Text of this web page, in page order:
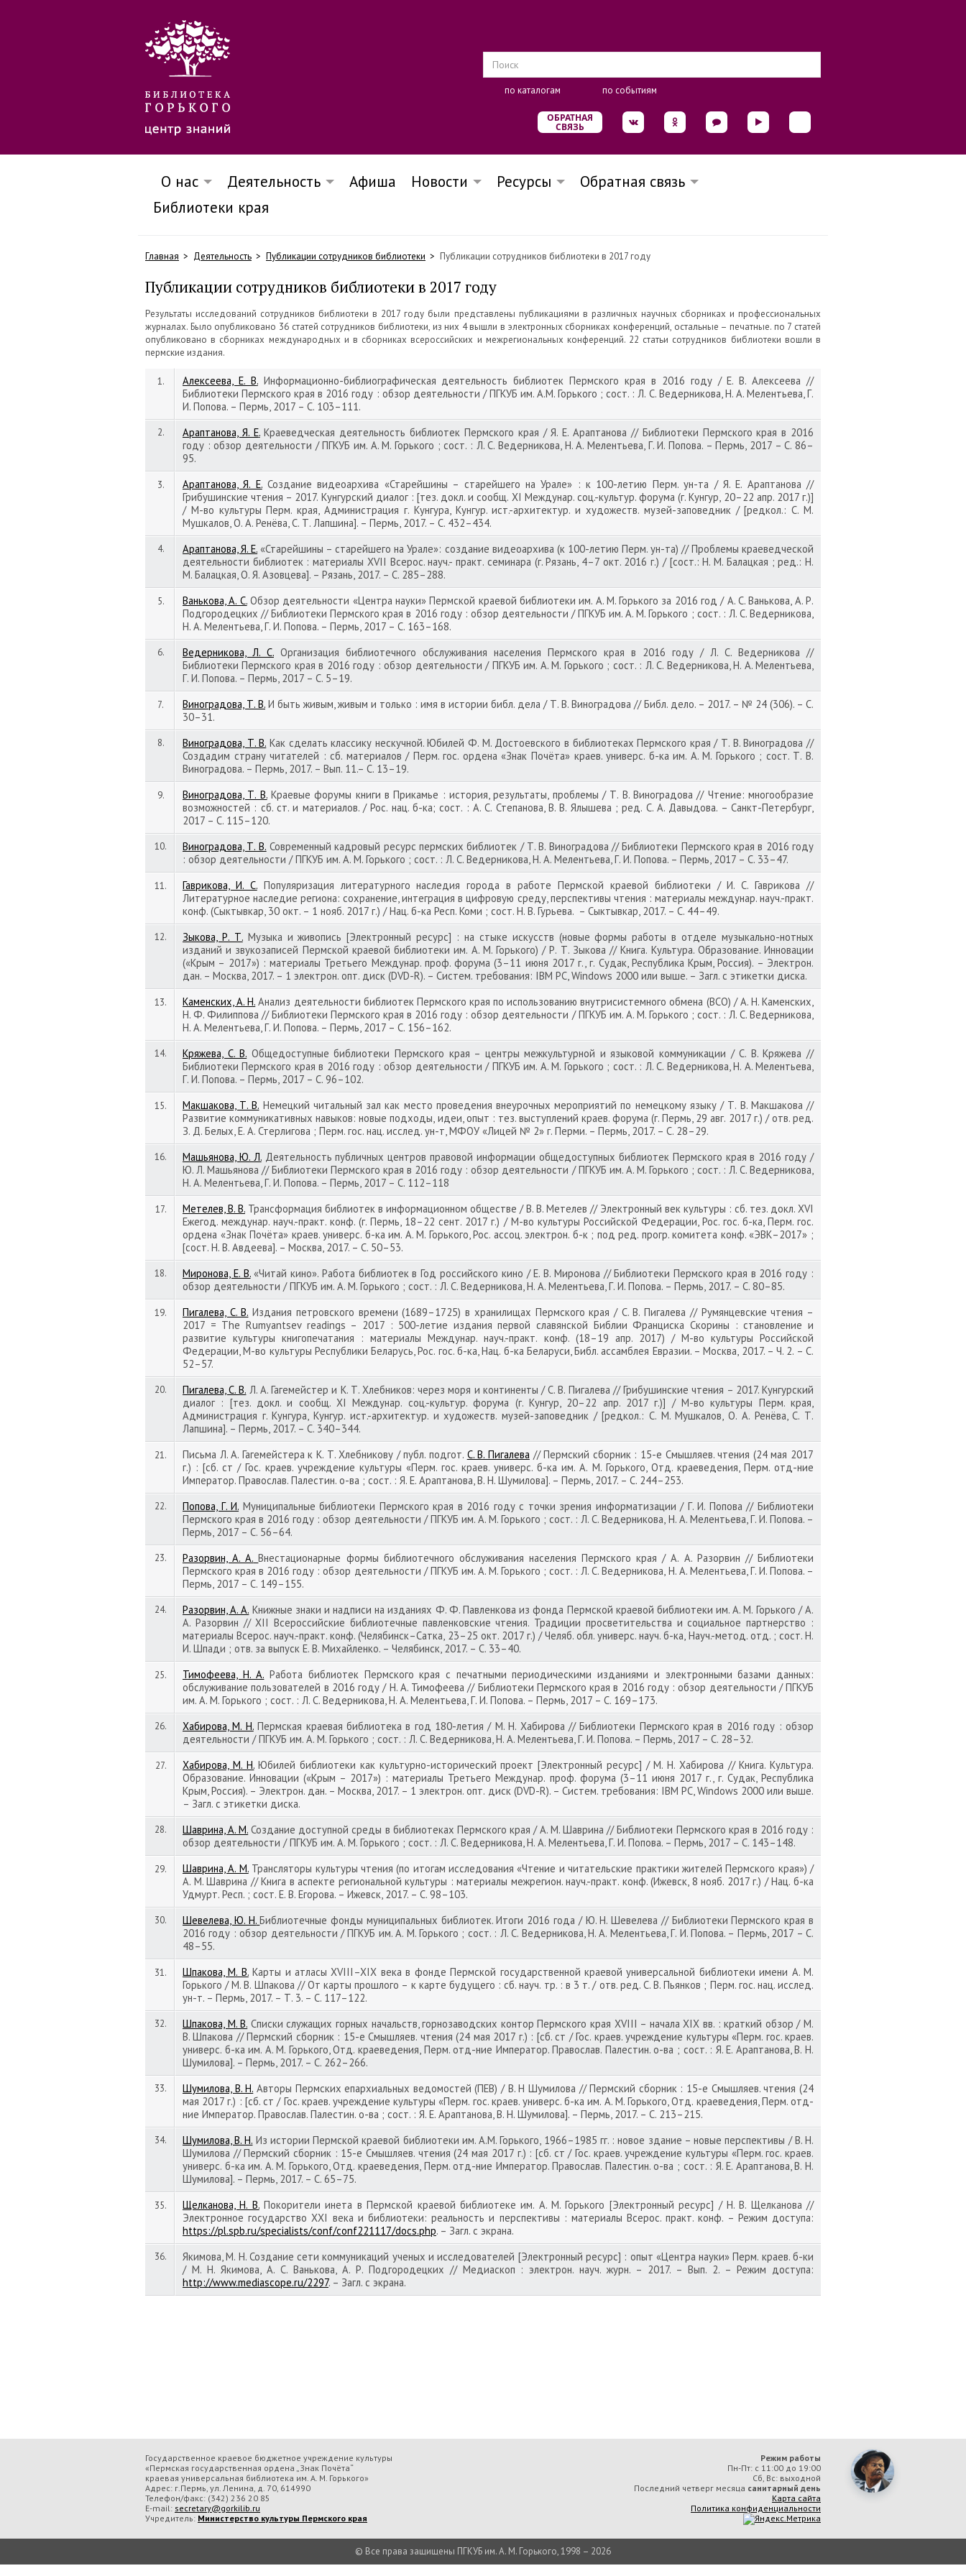
по каталогам по событиям
ОБРАТНАЯ
СВЯЗЬ
О нас Деятельность Афиша Новости Ресурсы
Обратная связь
Библиотеки края
Главная Деятельность Публикации сотрудников библиотеки Публикации сотрудников библиотеки в 2017 году
Публикации сотрудников библиотеки в 2017 году
Результаты исследований сотрудников библиотеки в 2017 году были представлены публикациями в различных научных сборниках и профессиональных
журналах. Было опубликовано 36 статей сотрудников библиотеки, из них 4 вышли в электронных сборниках конференций, остальные – печатные. по 7 статей
опубликовано в сборниках международных и в сборниках всероссийских и межрегиональных конференций. 22 статьи сотрудников библиотеки вошли в
пермские издания.
1. Алексеева, Е. В.Информационно-библиографическая деятельность библиотек Пермского края в 2016 году / Е. В. Алексеева //
Библиотеки Пермского края в 2016 году : обзор деятельности / ПГКУБ им. А.М. Горького ; сост. : Л. С. Ведерникова, Н. А. Мелентьева, Г.
И. Попова. – Пермь, 2017 – С. 103–111.
2. Араптанова, Я. Е.Краеведческая деятельность библиотек Пермского края / Я. Е. Араптанова // Библиотеки Пермского края в 2016
году : обзор деятельности / ПГКУБ им. А. М. Горького ; сост. : Л. С. Ведерникова, Н. А. Мелентьева, Г. И. Попова. – Пермь, 2017 – С. 86–
95.
3. Араптанова, Я. Е.Создание видеоархива «Старейшины – старейшего на Урале» : к 100-летию Перм. ун-та / Я. Е. Араптанова //
Грибушинские чтения – 2017. Кунгурский диалог : [тез. докл. и сообщ. XI Междунар. соц.-культур. форума (г. Кунгур, 20–22 апр. 2017 г.)]
/ М-во культуры Перм. края, Администрация г. Кунгура, Кунгур. ист.-архитектур. и художеств. музей-заповедник / [редкол.: С. М.
Мушкалов, О. А. Ренёва, С. Т. Лапшина]. – Пермь, 2017. – С. 432–434.
4. Араптанова, Я. Е. «Старейшины – старейшего на Урале»: создание видеоархива (к 100-летию Перм. ун-та) // Проблемы краеведческой
деятельности библиотек : материалы XVII Всерос. науч.- практ. семинара (г. Рязань, 4–7 окт. 2016 г.) / [сост.: Н. М. Балацкая ; ред.: Н.
М. Балацкая, О. Я. Азовцева]. – Рязань, 2017. – С. 285–288.
5. Ванькова, А. С.Обзор деятельности «Центра науки» Пермской краевой библиотеки им. А. М. Горького за 2016 год / А. С. Ванькова, А. Р.
Подгородецких // Библиотеки Пермского края в 2016 году : обзор деятельности / ПГКУБ им. А. М. Горького ; сост. : Л. С. Ведерникова,
Н. А. Мелентьева, Г. И. Попова. – Пермь, 2017 – С. 163–168.
6. Ведерникова, Л. С. Организация библиотечного обслуживания населения Пермского края в 2016 году / Л. С. Ведерникова //
Библиотеки Пермского края в 2016 году : обзор деятельности / ПГКУБ им. А. М. Горького ; сост. : Л. С. Ведерникова, Н. А. Мелентьева,
Г. И. Попова. – Пермь, 2017 – С. 5–19.
7. Виноградова, Т. В. И быть живым, живым и только : имя в истории библ. дела / Т. В. Виноградова // Библ. дело. – 2017. – № 24 (306). – С.
30–31.
8. Виноградова, Т. В. Как сделать классику нескучной. Юбилей Ф. М. Достоевского в библиотеках Пермского края / Т. В. Виноградова //
Создадим страну читателей : сб. материалов / Перм. гос. ордена «Знак Почёта» краев. универс. б-ка им. А. М. Горького ; сост. Т. В.
Виноградова. – Пермь, 2017. – Вып. 11.– С. 13–19.
9. Виноградова, Т. В.Краевые форумы книги в Прикамье : история, результаты, проблемы / Т. В. Виноградова // Чтение: многообразие
возможностей : сб. ст. и материалов. / Рос. нац. б-ка; сост. : А. С. Степанова, В. В. Ялышева ; ред. С. А. Давыдова. – Санкт-Петербург,
2017 – С. 115–120.
10. Виноградова, Т. В. Современный кадровый ресурс пермских библиотек / Т. В. Виноградова //Библиотеки Пермского края в 2016 году
: обзор деятельности / ПГКУБ им. А. М. Горького ; сост. : Л. С. Ведерникова, Н. А. Мелентьева, Г. И. Попова. – Пермь, 2017 – С. 33–47.
11. Гаврикова, И. С.Популяризация литературного наследия города в работе Пермской краевой библиотеки / И. С. Гаврикова //
Литературное наследие региона: сохранение, интеграция в цифровую среду, перспективы чтения : материалы междунар. науч.-практ.
конф. (Сыктывкар, 30 окт. – 1 нояб. 2017 г.) / Нац. б-ка Респ. Коми ; сост. Н. В. Гурьева. – Сыктывкар, 2017. – С. 44–49.
12. Зыкова, Р. Т.Музыка и живопись [Электронный ресурс] : на стыке искусств (новые формы работы в отделе музыкально-нотных
изданий и звукозаписей Пермской краевой библиотеки им. А. М. Горького) / Р. Т. Зыкова // Книга. Культура. Образование. Инновации
(«Крым – 2017») : материалы Третьего Междунар. проф. форума (3–11 июня 2017 г., г. Судак, Республика Крым, Россия). – Электрон.
дан. – Москва, 2017. – 1 электрон. опт. диск (DVD-R). – Систем. требования: IBM PC, Windows 2000 или выше. – Загл. с этикетки диска.
13. Каменских, А. Н. Анализ деятельности библиотек Пермского края по использованию внутрисистемного обмена (ВСО) / А. Н. Каменских,
Н. Ф. Филиппова // Библиотеки Пермского края в 2016 году : обзор деятельности / ПГКУБ им. А. М. Горького ; сост. : Л. С. Ведерникова,
Н. А. Мелентьева, Г. И. Попова. – Пермь, 2017 – С. 156–162.
14. Кряжева, С. В. Общедоступные библиотеки Пермского края – центры межкультурной и языковой коммуникации / С. В. Кряжева //
Библиотеки Пермского края в 2016 году : обзор деятельности / ПГКУБ им. А. М. Горького ; сост. : Л. С. Ведерникова, Н. А. Мелентьева,
Г. И. Попова. – Пермь, 2017 – С. 96–102.
15. Макшакова, Т. В. Немецкий читальный зал как место проведения внеурочных мероприятий по немецкому языку / Т. В. Макшакова //
Развитие коммуникативных навыков: новые подходы, идеи, опыт : тез. выступлений краев. форума (г. Пермь, 29 авг. 2017 г.) / отв. ред.
З. Д. Белых, Е. А. Стерлигова ; Перм. гос. нац. исслед. ун-т, МФОУ «Лицей № 2» г. Перми. – Пермь, 2017. – С. 28–29.
16. Машьянова, Ю. Л.Деятельность публичных центров правовой информации общедоступных библиотек Пермского края в 2016 году /
Ю. Л. Машьянова // Библиотеки Пермского края в 2016 году : обзор деятельности / ПГКУБ им. А. М. Горького ; сост. : Л. С. Ведерникова,
Н. А. Мелентьева, Г. И. Попова. – Пермь, 2017 – С. 112–118
17. Метелев, В. В. Трансформация библиотек в информационном обществе / В. В. Метелев // Электронный век культуры : сб. тез. докл. XVI
Ежегод. междунар. науч.-практ. конф. (г. Пермь, 18–22 сент. 2017 г.) / М-во культуры Российской Федерации, Рос. гос. б-ка, Перм. гос.
ордена «Знак Почёта» краев. универс. б-ка им. А. М. Горького, Рос. ассоц. электрон. б-к ; под ред. прогр. комитета конф. «ЭВК–2017» ;
[сост. Н. В. Авдеева]. – Москва, 2017. – С. 50–53.
18. Миронова, Е. В.«Читай кино». Работа библиотек в Год российского кино / Е. В. Миронова // Библиотеки Пермского края в 2016 году :
обзор деятельности / ПГКУБ им. А. М. Горького ; сост. : Л. С. Ведерникова, Н. А. Мелентьева, Г. И. Попова. – Пермь, 2017. – С. 80–85.
19. Пигалева, С. В. Издания петровского времени (1689–1725) в хранилищах Пермского края / С. В. Пигалева // Румянцевские чтения –
2017 = The Rumyantsev readings – 2017 : 500-летие издания первой славянской Библии Франциска Скорины : становление и
развитие культуры книгопечатания : материалы Междунар. науч.-практ. конф. (18–19 апр. 2017) / М-во культуры Российской
Федерации, М-во культуры Республики Беларусь, Рос. гос. б-ка, Нац. б-ка Беларуси, Библ. ассамблея Евразии. – Москва, 2017. – Ч. 2. – С.
52–57.
20. Пигалева, С. В. Л. А. Гагемейстер и К. Т. Хлебников: через моря и континенты / С. В. Пигалева // Грибушинские чтения – 2017. Кунгурский
диалог : [тез. докл. и сообщ. XI Междунар. соц.-культур. форума (г. Кунгур, 20–22 апр. 2017 г.)] / М-во культуры Перм. края,
Администрация г. Кунгура, Кунгур. ист.-архитектур. и художеств. музей-заповедник / [редкол.: С. М. Мушкалов, О. А. Ренёва, С. Т.
Лапшина]. – Пермь, 2017. – С. 340–344.
21. Письма Л. А. Гагемейстера к К. Т. Хлебникову / публ. подгот. С. В. Пигалева// Пермский сборник : 15-е Смышляев. чтения (24 мая 2017
г.) : [сб. ст / Гос. краев. учреждение культуры «Перм. гос. краев. универс. б-ка им. А. М. Горького, Отд. краеведения, Перм. отд-ние
Император. Православ. Палестин. о-ва ; сост. : Я. Е. Араптанова, В. Н. Шумилова]. – Пермь, 2017. – С. 244–253.
22. Попова, Г. И. Муниципальные библиотеки Пермского края в 2016 году с точки зрения информатизации / Г. И. Попова // Библиотеки
Пермского края в 2016 году : обзор деятельности / ПГКУБ им. А. М. Горького ; сост. : Л. С. Ведерникова, Н. А. Мелентьева, Г. И. Попова. –
Пермь, 2017 – С. 56–64.
23. Разорвин, А. А. Внестационарные формы библиотечного обслуживания населения Пермского края / А. А. Разорвин // Библиотеки
Пермского края в 2016 году : обзор деятельности / ПГКУБ им. А. М. Горького ; сост. : Л. С. Ведерникова, Н. А. Мелентьева, Г. И. Попова. –
Пермь, 2017 – С. 149–155.
24. Разорвин, А. А. Книжные знаки и надписи на изданиях Ф. Ф. Павленкова из фонда Пермской краевой библиотеки им. А. М. Горького / А.
А. Разорвин // XII Всероссийские библиотечные павленковские чтения. Традиции просветительства и социальное партнерство :
материалы Всерос. науч.-практ. конф. (Челябинск–Сатка, 23–25 окт. 2017 г.) / Челяб. обл. универс. науч. б-ка, Науч.-метод. отд. ; сост. Н.
И. Шпади ; отв. за выпуск Е. В. Михайленко. – Челябинск, 2017. – С. 33–40.
25. Тимофеева, Н. А. Работа библиотек Пермского края с печатными периодическими изданиями и электронными базами данных:
обслуживание пользователей в 2016 году / Н. А. Тимофеева // Библиотеки Пермского края в 2016 году : обзор деятельности / ПГКУБ
им. А. М. Горького ; сост. : Л. С. Ведерникова, Н. А. Мелентьева, Г. И. Попова. – Пермь, 2017 – С. 169–173.
26. Хабирова, М. Н.Пермская краевая библиотека в год 180-летия / М. Н. Хабирова // Библиотеки Пермского края в 2016 году : обзор
деятельности / ПГКУБ им. А. М. Горького ; сост. : Л. С. Ведерникова, Н. А. Мелентьева, Г. И. Попова. – Пермь, 2017 – С. 28–32.
27. Хабирова, М. Н.Юбилей библиотеки как культурно-исторический проект [Электронный ресурс] / М. Н. Хабирова // Книга. Культура.
Образование. Инновации («Крым – 2017») : материалы Третьего Междунар. проф. форума (3–11 июня 2017 г., г. Судак, Республика
Крым, Россия). – Электрон. дан. – Москва, 2017. – 1 электрон. опт. диск (DVD-R). – Систем. требования: IBM PC, Windows 2000 или выше.
– Загл. с этикетки диска.
28. Шаврина, А. М. Создание доступной среды в библиотеках Пермского края / А. М. Шаврина // Библиотеки Пермского края в 2016 году :
обзор деятельности / ПГКУБ им. А. М. Горького ; сост. : Л. С. Ведерникова, Н. А. Мелентьева, Г. И. Попова. – Пермь, 2017 – С. 143–148.
29. Шаврина, А. М.Трансляторы культуры чтения (по итогам исследования «Чтение и читательские практики жителей Пермского края») /
А. М. Шаврина // Книга в аспекте региональной культуры : материалы межрегион. науч.-практ. конф. (Ижевск, 8 нояб. 2017 г.) / Нац. б-ка
Удмурт. Респ. ; сост. Е. В. Егорова. – Ижевск, 2017. – С. 98–103.
30. Шевелева, Ю. Н. Библиотечные фонды муниципальных библиотек. Итоги 2016 года / Ю. Н. Шевелева // Библиотеки Пермского края в
2016 году : обзор деятельности / ПГКУБ им. А. М. Горького ; сост. : Л. С. Ведерникова, Н. А. Мелентьева, Г. И. Попова. – Пермь, 2017 – С.
48–55.
31. Шпакова, М. В.Карты и атласы XVIII–XIX века в фонде Пермской государственной краевой универсальной библиотеки имени А. М.
Горького / М. В. Шпакова // От карты прошлого – к карте будущего : сб. науч. тр. : в 3 т. / отв. ред. С. В. Пьянков ; Перм. гос. нац. исслед.
ун-т. – Пермь, 2017. – Т. 3. – С. 117–122.
32. Шпакова, М. В. Списки служащих горных начальств, горнозаводских контор Пермского края XVIII – начала XIX вв. : краткий обзор / М.
В. Шпакова // Пермский сборник : 15-е Смышляев. чтения (24 мая 2017 г.) : [сб. ст / Гос. краев. учреждение культуры «Перм. гос. краев.
универс. б-ка им. А. М. Горького, Отд. краеведения, Перм. отд-ние Император. Православ. Палестин. о-ва ; сост. : Я. Е. Араптанова, В. Н.
Шумилова]. – Пермь, 2017. – С. 262–266.
33. Шумилова, В. Н. Авторы Пермских епархиальных ведомостей (ПЕВ) / В. Н Шумилова // Пермский сборник : 15-е Смышляев. чтения (24
мая 2017 г.) : [сб. ст / Гос. краев. учреждение культуры «Перм. гос. краев. универс. б-ка им. А. М. Горького, Отд. краеведения, Перм. отд-
ние Император. Православ. Палестин. о-ва ; сост. : Я. Е. Араптанова, В. Н. Шумилова]. – Пермь, 2017. – С. 213–215.
34. Шумилова, В. Н. Из истории Пермской краевой библиотеки им. А.М. Горького, 1966–1985 гг. : новое здание – новые перспективы / В. Н.
Шумилова // Пермский сборник : 15-е Смышляев. чтения (24 мая 2017 г.) : [сб. ст / Гос. краев. учреждение культуры «Перм. гос. краев.
универс. б-ка им. А. М. Горького, Отд. краеведения, Перм. отд-ние Император. Православ. Палестин. о-ва ; сост. : Я. Е. Араптанова, В. Н.
Шумилова]. – Пермь, 2017. – С. 65–75.
35. Щелканова, Н. В.Покорители инета в Пермской краевой библиотеке им. А. М. Горького [Электронный ресурс] / Н. В. Щелканова //
Электронное государство XXI века и библиотеки: реальность и перспективы : материалы Всерос. практ. конф. – Режим доступа:
https://pl.spb.ru/specialists/conf/conf221117/docs.php. – Загл. с экрана.
36.
Якимова, М. Н. Создание сети коммуникаций ученых и исследователей [Электронный ресурс] : опыт «Центра науки» Перм. краев. б-ки
/ М. Н. Якимова, А. С. Ванькова, А. Р. Подгородецких // Медиаскоп : электрон. науч. журн. – 2017. – Вып. 2. – Режим доступа:
http://www.mediascope.ru/2297. – Загл. с экрана.
Государственное краевое бюджетное учреждение культуры
«Пермская государственная ордена „Знак Почёта“
краевая универсальная библиотека им. А. М. Горького»
Адрес: г.Пермь, ул. Ленина, д. 70, 614990
Телефон/факс: (342) 236 20 85
E-mail: secretary@gorkilib.ru
Учредитель: Министерство культуры Пермского края
Режим работы
Пн-Пт: с 11:00 до 19:00
Сб, Вс: выходной
Последний четверг месяца санитарный день
Карта сайта
Политика конфиденциальности
© Все права защищены ПГКУБ им. А. М. Горького, 1998 – 2026
Во время посещения сайта Государственное краевое бюджетное учреждение культуры «Пермская государственная ордена „Знак Почёта“ краевая универсальная библиотека им. А. М. Горького» вы соглашаетесь с тем, что мы
обрабатываем данные с использованием метрических программ.